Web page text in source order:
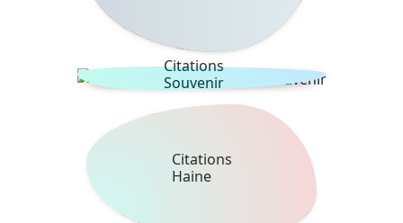
Citations
Souvenir
Citations
Haine